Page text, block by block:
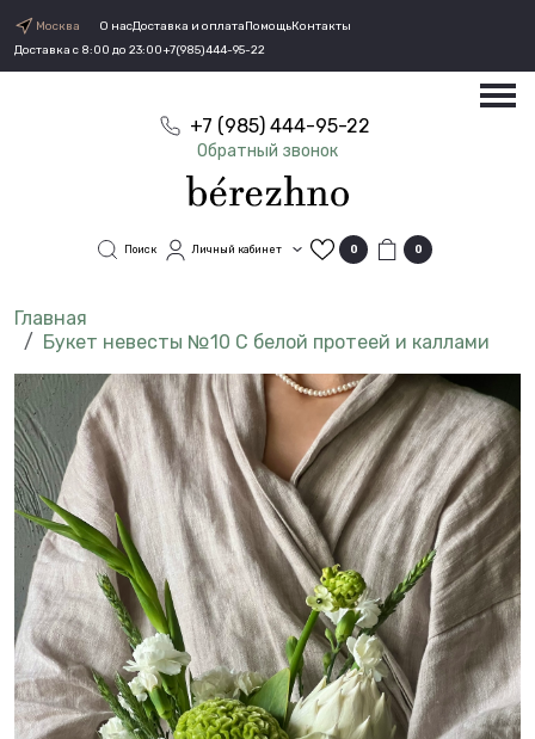
Москва О насДоставка и оплатаПомощьКонтакты
Доставка с 8:00 до 23:00+7(985)444-95-22
+7 (985) 444-95-22
Обратный звонок
Поиск Личный кабинет 0 0
Букет невесты №10 С белой протеей и каллами